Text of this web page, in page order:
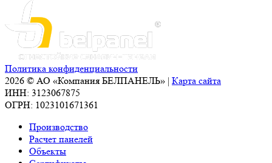
Политика конфиденциальности
2026 © АО «Компания БЕЛПАНЕЛЬ» | Карта сайта
ИНН: 3123067875
ОГРН: 1023101671361
Производство
Расчет панелей
Объекты